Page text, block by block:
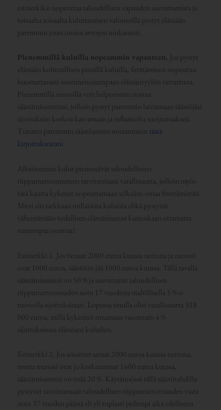
esimerkiksi nopeuttaa taloudellisen vapauden saavuttamista ja
toisaalta toisaalta kuluttamisen valinnoilla pystyt elämään
paremmin juuri omien arvojesi mukaisesti.
Pienemmillä kuluilla nopeammin vapauteen. Jos pystyt
elämään kohtuullisen pienillä kuluilla, firettämisesi nopeutuu
huomattavasti suurimenoisempaan elämäntyyliin verrattuna.
Pienemmillä menoilla voit helpommin nostaa
säästämisastettasi, jolloin pystyt paremmin laittamaan säästöjäsi
sijoituksiin korkoa kasvamaan ja inflaatiolta suojautuaksesi.
Tutustu paremmin säästöasteen nostamiseen tästä
kirjoituksestani.
Alhaisemmat kulut pienentävät taloudelliseen
riippumattomuuteen tarvitsemaasi varallisuutta, jolloin myös
tätä kautta kykenet nopeuttamaan selkeästi omaa firettämistäsi.
Mieti siis tarkkaan millaisista kuluista ehkä pystyisit
vähentämään todellisen elämänlaatusi kuitenkaan ottamatta
suurempaa osumaa?
Esimerkki 1. Jos tienaat 2000 euroa kuussa nettona ja menosi
ovat 1000 euroa, säästöön jää 1000 euroa kuussa. Tällä tavalla
säästämisasteesi on 50 % ja saavuttaisit taloudellisen
riippumattomuuden noin 17 vuodessa maltillisella 5 %:n
tuotoilla sijoituksistasi. Lopussa sinulla olisi varallisuutta 318
000 euroa, millä kykenisit ottamaan vuosittain 4 %
sijoituksistasi elämisesi kuluihin.
Esimerkki 2. Jos ansaitset samat 2000 euroa kuussa nettona,
mutta menosi ovat jo korkeammat 1600 euroa kuussa,
säästämisasteesi on enää 20 %. Käytännössä tällä säästötahdilla
pystyisit tavoittamaan taloudellisen riippumattomuuden vasta
noin 37 vuoden päästä eli yli tuplasti pidempi aika edelliseen